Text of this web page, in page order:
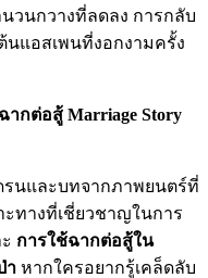
วนกวางที่ลดลง การกลับ
แอสเพนที่งอกงามครั้ง
ากต่อสู้ Marriage Story
รนและบทจากภาพยนตร์ที่
ะทางที่เชี่ยวชาญในการ
การใช้ฉากต่อสู้ใน
า หากใครอยากรู้เคล็ดลับ